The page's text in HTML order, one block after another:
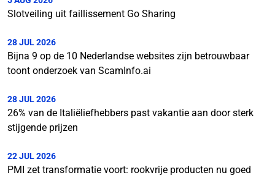
Slotveiling uit faillissement Go Sharing
28 JUL 2026
Bijna 9 op de 10 Nederlandse websites zijn betrouwbaar
toont onderzoek van ScamInfo.ai
28 JUL 2026
26% van de Italiëliefhebbers past vakantie aan door sterk
stijgende prijzen
22 JUL 2026
PMI zet transformatie voort: rookvrije producten nu goed